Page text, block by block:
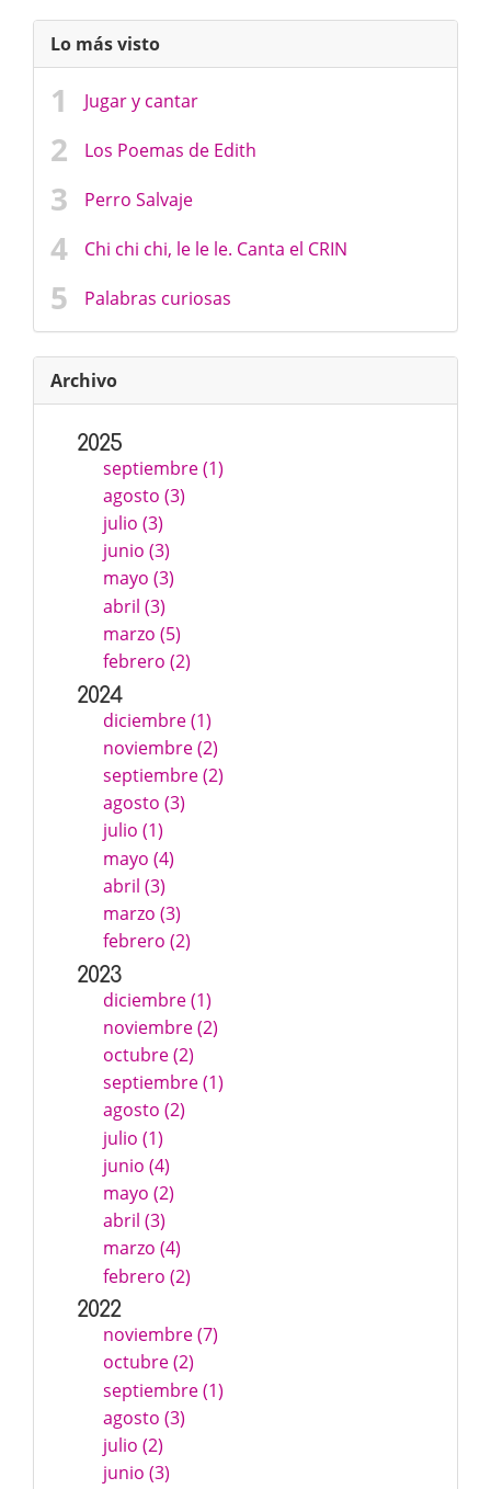
Lo más visto
Jugar y cantar
Los Poemas de Edith
Perro Salvaje
Chi chi chi, le le le. Canta el CRIN
Palabras curiosas
Archivo
2025
septiembre (1)
agosto (3)
julio (3)
junio (3)
mayo (3)
abril (3)
marzo (5)
febrero (2)
2024
diciembre (1)
noviembre (2)
septiembre (2)
agosto (3)
julio (1)
mayo (4)
abril (3)
marzo (3)
febrero (2)
2023
diciembre (1)
noviembre (2)
octubre (2)
septiembre (1)
agosto (2)
julio (1)
junio (4)
mayo (2)
abril (3)
marzo (4)
febrero (2)
2022
noviembre (7)
octubre (2)
septiembre (1)
agosto (3)
julio (2)
junio (3)